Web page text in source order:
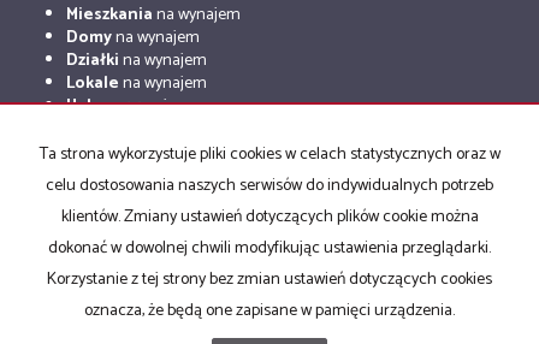
Mieszkaniana wynajem
Domyna wynajem
Działkina wynajem
Lokalena wynajem
Halena wynajem
Mieszkania
na sprzedaż
Domyna sprzedaż
Działkina sprzedaż
Lokalena sprzedaż
Halena sprzedaż
Obiektyna sprzedaż
Ta strona wykorzystuje pliki cookies w celach statystycznych oraz w
celu dostosowania naszych serwisów do indywidualnych potrzeb
klientów. Zmiany ustawień dotyczących plików cookie można
dokonać w dowolnej chwili modyfikując ustawienia przeglądarki.
Korzystanie z tej strony bez zmian ustawień dotyczących cookies
oznacza, że będą one zapisane w pamięci urządzenia.